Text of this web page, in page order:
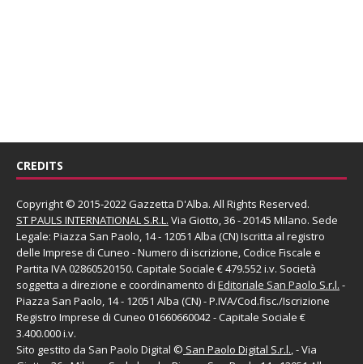
CREDITS
Copyright © 2015-2022 Gazzetta D'Alba. All Rights Reserved.
ST PAULS INTERNATIONAL S.R.L. Via Giotto, 36 - 20145 Milano. Sede
Legale: Piazza San Paolo, 14 - 12051 Alba (CN) Iscritta al registro
delle Imprese di Cuneo - Numero di iscrizione, Codice Fiscale e
Partita IVA 02860520150. Capitale Sociale € 479.552 i.v. Società
soggetta a direzione e coordinamento di Editoriale San Paolo S.r.l. -
Piazza San Paolo, 14 - 12051 Alba (CN) - P.IVA/Cod.fisc./Iscrizione
Registro Imprese di Cuneo 01660660042 - Capitale Sociale €
3.400.000 i.v.
Sito gestito da San Paolo Digital © San Paolo Digital S.r.l., - Via